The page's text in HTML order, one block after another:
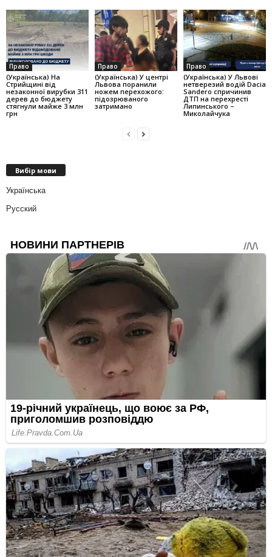
Право
(Українська) На
Стрийщині від
незаконної вирубки 311
дерев до бюджету
стягнули майже 3 млн
грн
Право
(Українська) У центрі
Львова поранили
ножем перехожого:
підозрюваного
затримано
Право
(Українська) У Львові
нетверезий водій Dacia
Sandero спричинив
ДТП на перехресті
Липинського –
Миколайчука
Вибір мови
Українська
Русский